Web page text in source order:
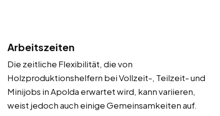
Arbeitszeiten
Die zeitliche Flexibilität, die von
Holzproduktionshelfern bei Vollzeit-, Teilzeit- und
Minijobs in Apolda erwartet wird, kann variieren,
weist jedoch auch einige Gemeinsamkeiten auf.